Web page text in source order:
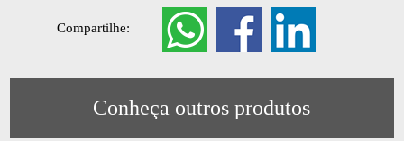
Compartilhe:
Conheça outros produtos